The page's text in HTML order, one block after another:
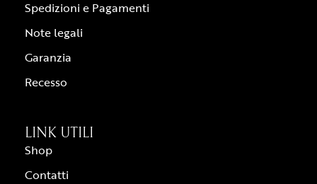
Spedizioni e Pagamenti
Note legali
Garanzia
Recesso
LINK UTILI
Shop
Contatti